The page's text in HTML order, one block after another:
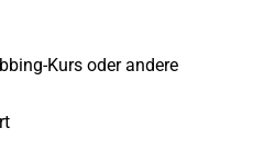
Kurs oder andere